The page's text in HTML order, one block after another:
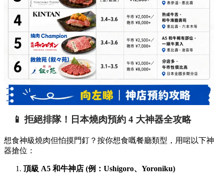
預約連結：https://www.jojoen.co.jp/reserve/
Instagram： @jojoen_officialaccount
熱門分店地址 (新宿中央口店)：東京都新宿區新宿 3-27-
10 武藏野大樓 7F